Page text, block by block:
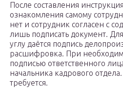
После составления
ознакомления самому
нет и сотрудник согласен с
лишь подписать документ.
углу даётся подпись
расшифровка. При
подписью ответственного
начальника кадрового
требуется.